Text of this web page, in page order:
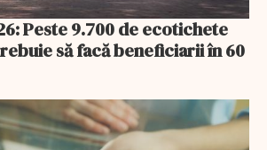
Peste 9.700 de ecotichete
să facă beneficiarii în 60